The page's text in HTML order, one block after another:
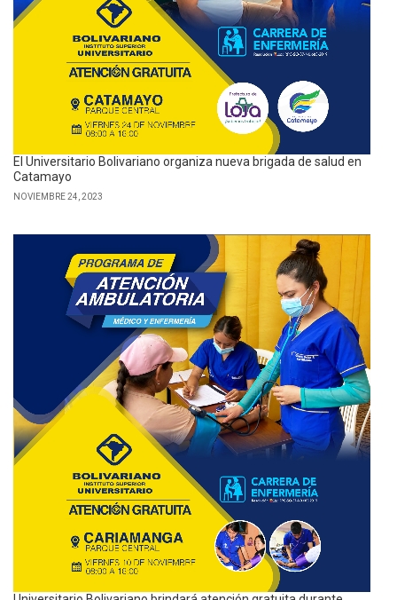
El Universitario Bolivariano organiza nueva brigada de salud en
Catamayo
NOVIEMBRE 24, 2023